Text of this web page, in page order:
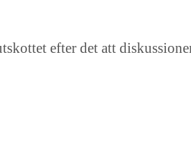
efter det att